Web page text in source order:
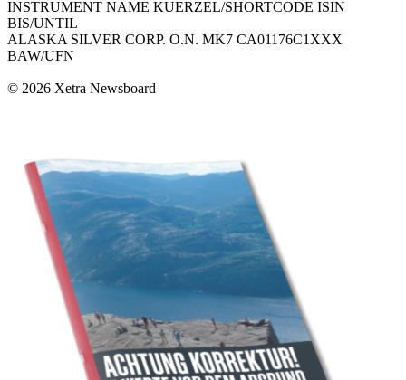
INSTRUMENT NAME KUERZEL/SHORTCODE ISIN
BIS/UNTIL
ALASKA SILVER CORP. O.N. MK7 CA01176C1XXX
BAW/UFN
© 2026 Xetra Newsboard